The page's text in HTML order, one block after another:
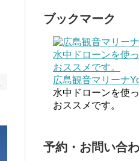
ブックマーク
広島観音マリーナ
水中ドローンを使
おススメです。
予約・お問い合